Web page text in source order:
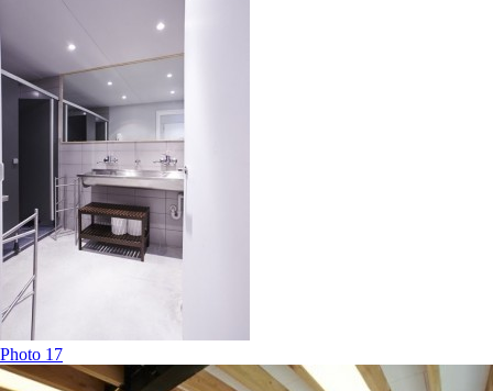
Photo 17